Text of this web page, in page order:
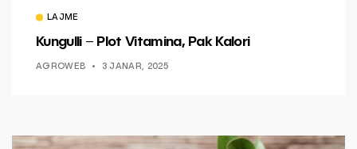
LAJME
Kungulli – Plot Vitamina, Pak Kalori
AGROWEB 3 JANAR, 2025